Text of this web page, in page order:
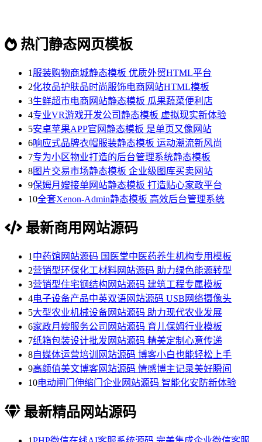
热门静态网页模板
1 服装购物商城静态模板 优质外贸HTML平台
2化妆品护肤品时尚服饰电商网站HTML模板
3生鲜超市电商网站静态模板 瓜果蔬菜便利店
4专业VR游戏开发公司静态模板 虚拟现实新体验
5安卓苹果APP官网静态模板 是单页又像网站
6响应式品牌衣帽服装静态模板 运动潮流新风尚
7专为小区物业打造的后台管理系统静态模板
8图片交易市场静态模板 企业级图库买卖网站
9保姆月嫂接单网站静态模板 打造贴心家政平台
10全套Xenon-Admin静态模板 高效后台管理系统
最新商用网站源码
1 中药馆网站源码 国医堂中医药养生机构专用模板
2营销型环保化工材料网站源码 助力绿色能源转型
3营销型住宅钢结构网站源码 建筑工程专属模板
4电子设备产品中英双语网站源码 USB网络摄像头
5大型农业机械设备网站源码 助力现代农业发展
6家政月嫂服务公司网站源码 育儿保姆行业模板
7纸箱包装设计批发网站源码 精美定制心意传递
8自媒体运营培训网站源码 博客小白也能轻松上手
9高颜值美文博客网站源码 情感博主记录美好瞬间
10电动闸门伸缩门企业网站源码 智能化安防新体验
最新精品网站源码